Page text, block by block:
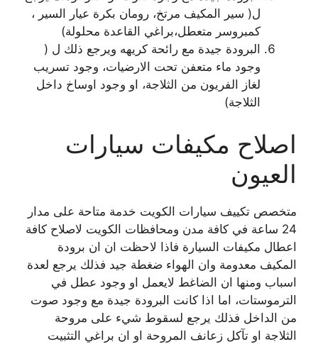
ل( سير المكيف مرتخ، رومان بكرة عيار السير ،
كمبروسر متعطل،براغي القاعدة محلولة)
البرودة جيدة مع رائحة كريهه ويرجع ذلك ل (
وجود ماء متعفن تحت الارضيات، وجود تسريب
لغاز الفريون من الثلاجة، او وجود اوساخ داخل
الثلاجة)
اصلاح مكيفات سيارات
العيون
متخصص تكييف سيارات الكويت خدمة متاحة على مدار
24 ساعة في كافة مدن ومحافظات الكويت لاصلاح كافة
اعطال مكيفات السيارة فاذا لاحظت ان ان برودة
المكيف معدومة وان الهواء ضغطة جيد فذلك يرجع لعدة
اسباب ومنها ان الضاغط لايعمل او وجود عطل في
الترموستات، اما اذا كانت البرودة جيدة مع وجود صوت
من الداخل فذلك يرجع لسقوط شيء على مروحة
الثلاجة او تآكل زعانف المروحة او ان براغي التثبيت